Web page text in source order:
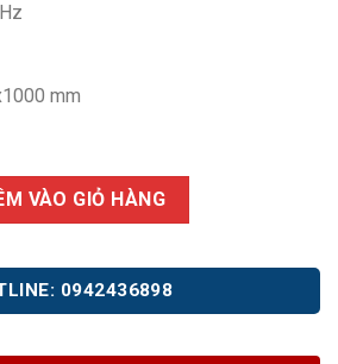
mm
EQ-4 số lượng
VÀO GIỎ HÀNG
0942436898